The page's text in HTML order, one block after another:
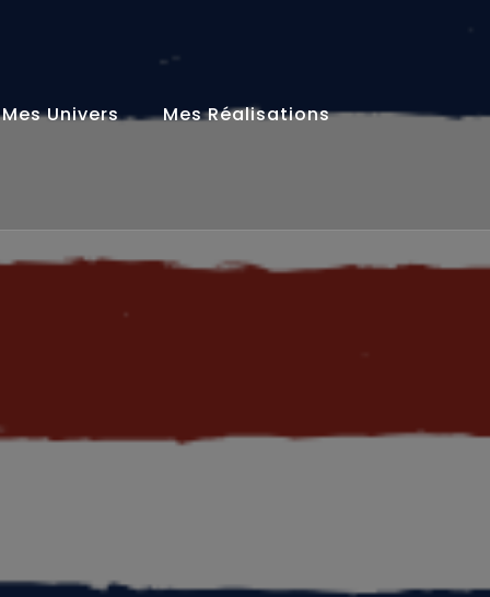
Mes Univers Mes Réalisations